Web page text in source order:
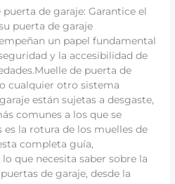
de garaje: Garantice el
puerta de garaje
un papel fundamental
y la accesibilidad de
de puerta de
cualquier otro sistema
están sujetas a desgaste,
comunes a los que se
la rotura de los muelles de
completa guía,
que necesita saber sobre la
de garaje, desde la